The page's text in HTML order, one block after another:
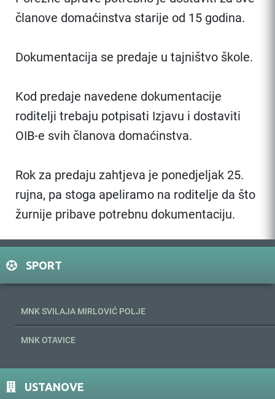
članove domaćinstva starije od 15 godina.
Dokumentacija se predaje u tajništvo škole.
Kod predaje navedene dokumentacije
roditelji trebaju potpisati Izjavu i dostaviti
OIB-e svih članova domaćinstva.
Rok za predaju zahtjeva je ponedjeljak 25.
rujna, pa stoga apeliramo na roditelje da što
žurnije pribave potrebnu dokumentaciju.
SPORT
MNK SVILAJA MIRLOVIĆ POLJE
MNK OTAVICE
USTANOVE